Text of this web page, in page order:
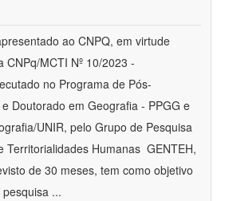
ao CNPQ, em virtude
CNPq/MCTI Nº 10/2023 -
no Programa de Pós-
Doutorado em Geografia - PPGG e
UNIR, pelo Grupo de Pesquisa
Humanas  GENTEH,
de 30 meses, tem como objetivo
pesquisa ...